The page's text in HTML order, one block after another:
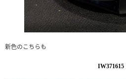
新色のこちらも
IW371615